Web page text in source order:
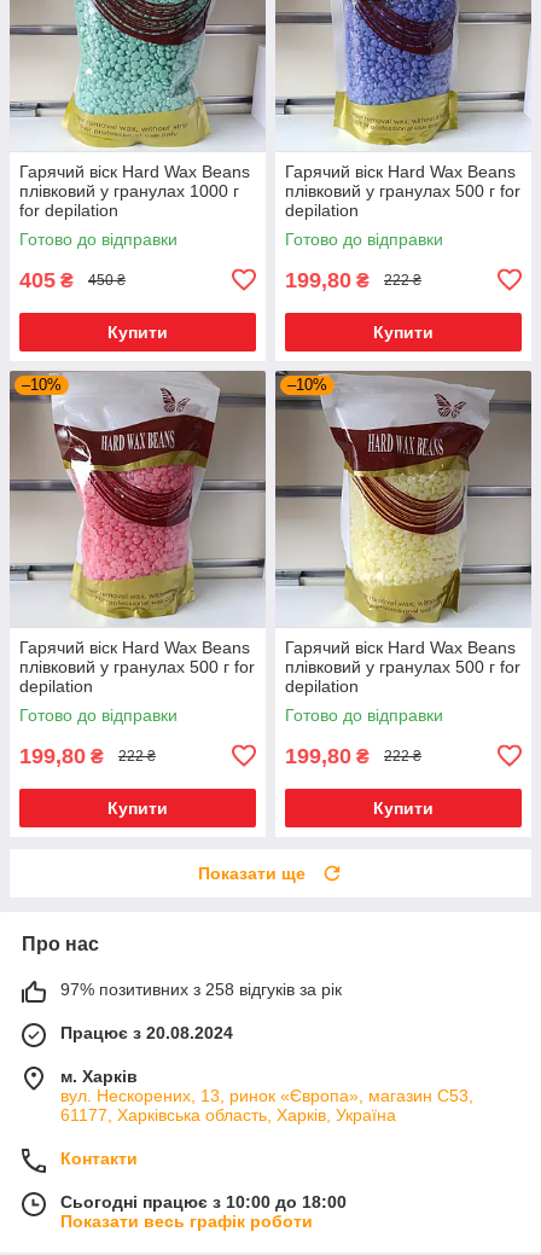
Гарячий віск Hard Wax Beans
плівковий у гранулах 1000 г
for depilation
Готово до відправки
405 ₴ 450 ₴
Купити
Гарячий віск Hard Wax Beans
плівковий у гранулах 500 г for
depilation
Готово до відправки
199,80 ₴ 222 ₴
Купити
–10%
Гарячий віск Hard Wax Beans
плівковий у гранулах 500 г for
depilation
Готово до відправки
199,80 ₴ 222 ₴
Купити
–10%
Гарячий віск Hard Wax Beans
плівковий у гранулах 500 г for
depilation
Готово до відправки
199,80 ₴ 222 ₴
Купити
Показати ще
Про нас
97% позитивних з 258 відгуків за рік
Працює з 20.08.2024
м. Харків
вул. Нескорених, 13, ринок «Європа», магазин С53,
61177, Харківська область, Харків, Україна
Контакти
Сьогодні працює з 10:00 до 18:00
Показати весь графік роботи